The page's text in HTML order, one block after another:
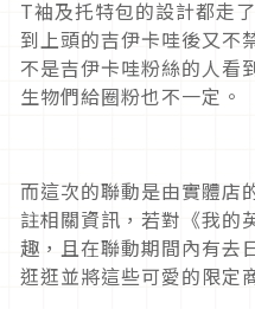
T袖及托特包的設計都走
到上頭的吉伊卡哇後又不
不是吉伊卡哇粉絲的人看
生物們給圈粉也不一定。
而這次的聯動是由實體店
註相關資訊，若對《我的
趣，且在聯動期間內有去
逛逛並將這些可愛的限定